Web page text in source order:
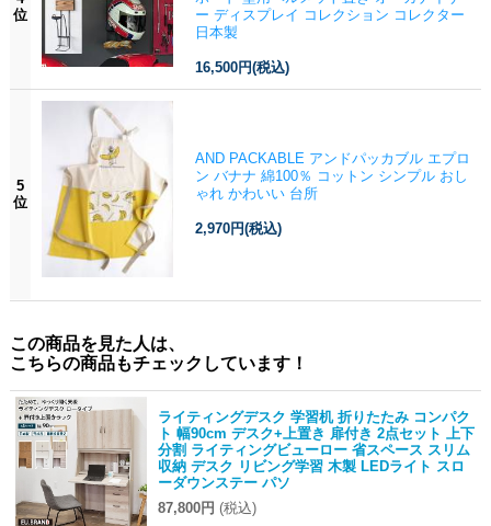
位
ー ディスプレイ コレクション コレクター
日本製
16,500円(税込)
5
位
AND PACKABLE アンドパッカブル エプロ
ン バナナ 綿100％ コットン シンプル おし
ゃれ かわいい 台所
2,970円(税込)
この商品を見た人は、
こちらの商品もチェックしています！
ライティングデスク 学習机 折りたたみ コンパク
ト 幅90cm デスク+上置き 扉付き 2点セット 上下
分割 ライティングビューロー 省スペース スリム
収納 デスク リビング学習 木製 LEDライト スロ
ーダウンステー パソ
87,800円 (税込)